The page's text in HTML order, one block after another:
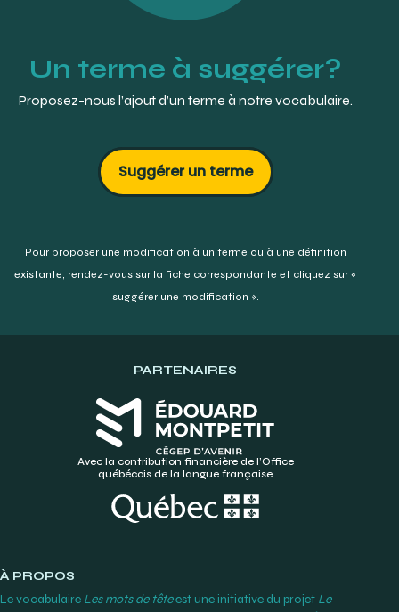
Un terme à suggérer?
Proposez-nous l’ajout d’un terme à notre vocabulaire.
Suggérer un terme
Pour proposer une modification à un terme ou à une définition
existante, rendez-vous sur la fiche correspondante et cliquez sur «
suggérer une modification ».
PARTENAIRES
Avec la contribution financière de l’Office
québécois de la langue française
À PROPOS
Le vocabulaire Les mots de têteest une initiative du projet Le